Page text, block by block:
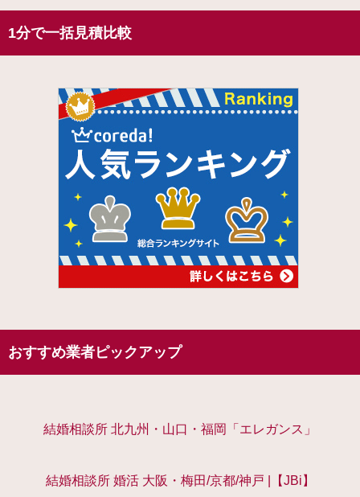
1分で一括見積比較
おすすめ業者ピックアップ
結婚相談所 北九州・山口・福岡「エレガンス」
結婚相談所 婚活 大阪・梅田/京都/神戸 |【JBi】